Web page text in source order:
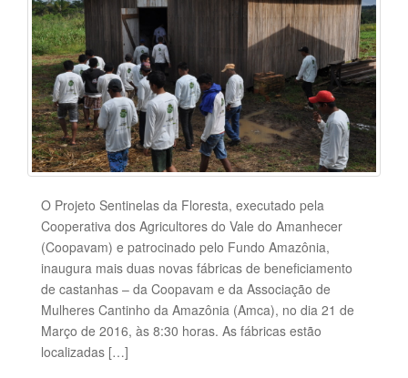
O Projeto Sentinelas da Floresta, executado pela
Cooperativa dos Agricultores do Vale do Amanhecer
(Coopavam) e patrocinado pelo Fundo Amazônia,
inaugura mais duas novas fábricas de beneficiamento
de castanhas – da Coopavam e da Associação de
Mulheres Cantinho da Amazônia (Amca), no dia 21 de
Março de 2016, às 8:30 horas. As fábricas estão
localizadas […]